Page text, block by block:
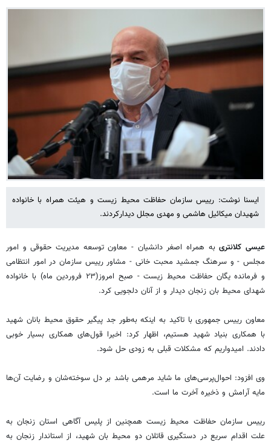
ایسنا نوشت: رییس سازمان حفاظت محیط زیست و هیئت همراه با خانواده
شهیدان میکائیل هاشمی و مهدی مجلل دیدارکردند.
عیسی کلانتری به همراه اصغر دانشیان - معاون توسعه مدیریت حقوقی و امور
مجلس - و سرهنگ جمشید محبت خانی - مشاور رییس سازمان در امور انتظامی
و فرمانده یگان حفاظت محیط زیست - صبح امروز(۲۳ فروردین ماه) با خانواده
شهدای محیط بان زنجان دیدار و از آنان دلجویی کرد.
معاون رییس جمهوری با تاکید به اینکه به‌طور جد پیگیر حقوق محیط بانان شهید
با همکاری بنیاد شهید هستیم، اظهار کرد: اخیرا قول‌های همکاری بسیار خوبی
دادند. امیدواریم که مشکلات قبلی به زودی حل شود.
وی افزود: احوال‌پرسی‌های ما شاید مرهمی باشد بر دل‌ سوخته‌شان و رضایت آن‌ها
مایه آرامش و ذخیره آخرت ما است.
رییس سازمان حفاظت محیط زیست همچنین از پلیس آگاهی استان زنجان به
علت اقدام سریع در دستگیری قاتلان دو محیط بان شهید، از استاندار زنجان به